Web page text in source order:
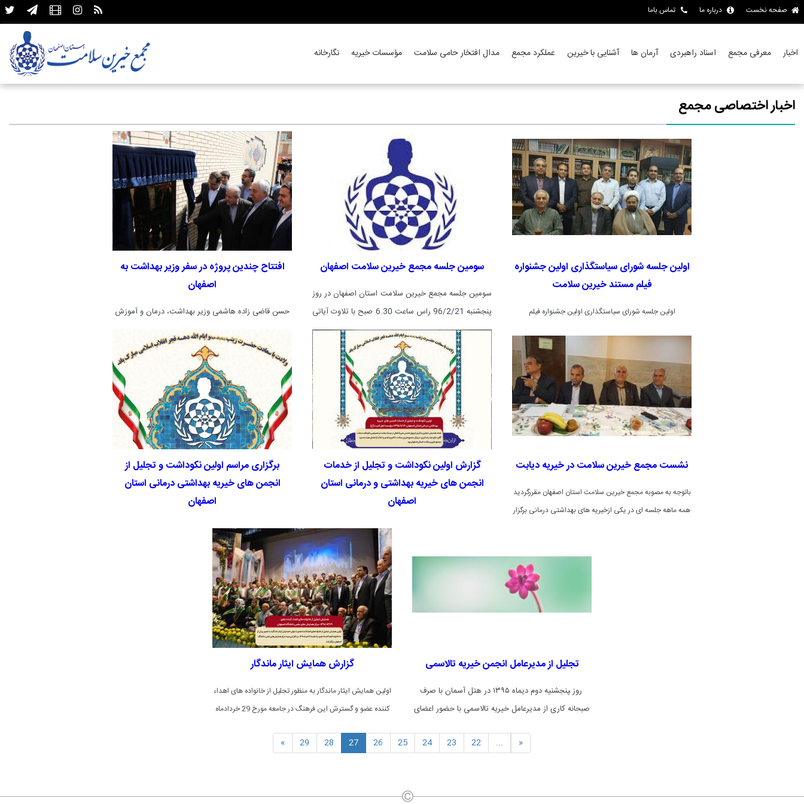
صفحه نخست درباره ما تماس باما
اخبار معرفی مجمع اسناد راهبردی آرمان ها آشنایی با خیرین عملکرد مجمع مدال افتخار حامی سلامت مؤسسات خیریه نگارخانه
اخبار اختصاصی مجمع
اولین جلسه شورای سیاستگذاری اولین جشنواره
فیلم مستند خیرین سلامت
اولین جلسه شورای سیاستگذاری اولین جشنواره فیلم
امینی موسسه اهل البیت علیهم السلام با حضورحجت الاسلام
آقای دکتر ارزانی مدیرکل محترم ارشاد استان اصفهان برگزار شد.
سومین جلسه مجمع خیرین سلامت اصفهان
سومین جلسه مجمع خیرین سلامت استان اصفهان در روز
پنجشنبه 96/2/21 راس ساعت 6.30 صبح با تلاوت آیاتی
از کلام ا... مجید و صبحانه کاری شروع گردید.
افتتاح چندین پروژه در سفر وزیر بهداشت به
اصفهان
حسن قاضی زاده هاشمی وزیر بهداشت، درمان و آموزش
یک روزه به اصفهان، 20 طرح مختلف آموزشی، درمانی و
پزشکی را در این استان افتتاح کرد.
نشست مجمع خیرین سلامت در خیریه دیابت
باتوجه به مصوبه مجمع خیرین سلامت استان اصفهان مقررگردید
همه ماهه جلسه ای در یکی ازخیریه های بهداشتی درمانی برگزار
گزارش اولین نکوداشت و تجلیل از خدمات
انجمن های خیریه بهداشتی و درمانی استان
اصفهان
در سیزدهم بهمن ماه سال 1395 در سالن همایش های موسسه
تحقیقات و نشر معارف اهل البیت علیهم السلام اصفهان همزمان
با سی و هشتمین سالگرد پیروزی انقلاب اسلامی با همکاری
مجمع خیرین سلامت کشور، دانشگاه علوم پزشکی اصفهان،
استانداری اصفهان برگزار گردید.
برگزاری مراسم اولین نکوداشت و تجلیل از
انجمن های خیریه بهداشتی درمانی استان
اصفهان
تجلیل از مدیرعامل انجمن خیریه تالاسمی
روز ‍پنجشنیه دوم دیماه ۱۳۹۵ در هتل آسمان با صرف
صبحانه کاری از مدیرعامل خیریه تالاسمی با حضور اعضای
به عمل آمد.
گزارش همایش ایثار ماندگار
اولین همایش ایثار ماندگار به منظور تجلیل از خانواده های اهداء
کننده عضو و گسترش این فرهنگ در جامعه مورخ 29 خردادماه
گردید.
«
...
22
23
24
25
26
27
28
29
»